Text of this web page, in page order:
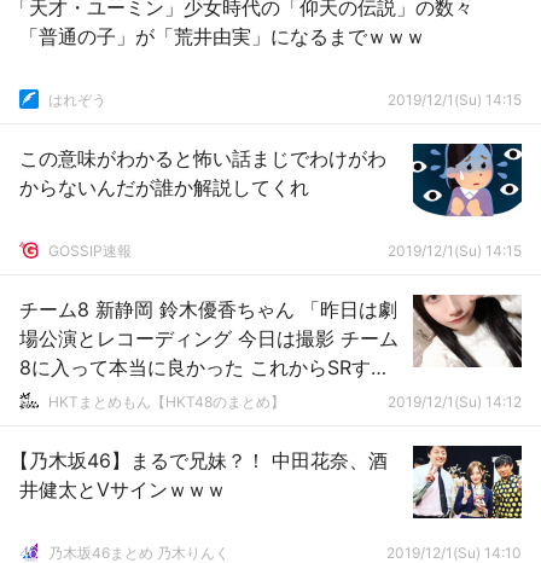
「天才・ユーミン」少女時代の「仰天の伝説」の数々
「普通の子」が「荒井由実」になるまでｗｗｗ
はれぞう 2019/12/1(Su) 14:15
この意味がわかると怖い話まじでわけがわ
からないんだが誰か解説してくれ
GOSSIP速報 2019/12/1(Su) 14:15
チーム8 新静岡 鈴木優香ちゃん 「昨日は劇
場公演とレコーディング 今日は撮影 チーム
8に入って本当に良かった これからSRする
よー」HKTまとめもん【HKT48のまとめ】 2019/12/1(Su) 14:12
【乃木坂46】まるで兄妹？！ 中田花奈、酒
井健太とVサインｗｗｗ
乃木坂46まとめ 乃木りんく 2019/12/1(Su) 14:10